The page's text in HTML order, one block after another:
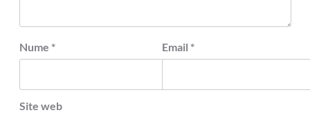
Nume * Email *
Site web